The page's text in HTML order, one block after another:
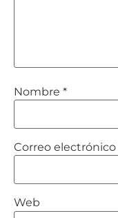
Nombre *
Correo electrónico
Web